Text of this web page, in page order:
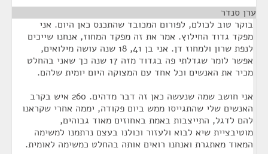
ערן סנדר
בוקר טוב לכולם, לפורום המכובד שהתכנס כאן היום. אני
מפקד גדוד החילוץ. אמר את זה מפקד המחוז, אנחנו שייכים
לנפת שרון ולמחוז דן. אני בן 41, 18 שנה עושה מילואים,
אפשר לומר שגדלתי פה בגדוד מזה 17 שנה כך שאני בהחלט
מכיר את האנשים וכל אחד עם המצוקה היום יומית שלהם.
אני חושב שמה שנעשה כאן זה דבר מדהים. 260 איש בקרב
האנשים שלי שהתגייסו ממש ביום פקודה, יממה אחרי שקראנו
להם לדגל, התייצבות באמת באחוזים מאוד גבוהים,
מוטיבציית שיא לבוא ולעזור וכולנו בעצם נרתמנו למשימה
המאוד מאתגרת ואנחנו רואים אותה בהחלט כמשימה לאומית.